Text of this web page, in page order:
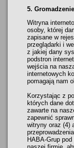
5.
Witryna
osoby, której
zapisane w
przeglądarki i
z jakiej dany
podstron
wejścia na
internetowych
pomagają nam
Korzystając z
których dane
zawarte na
zapewnić
witryny oraz (4)
HABA-Grup